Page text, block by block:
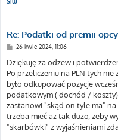
Re: Podatki od premii
P
s
t
26 kwie 2024, 11:06
Dziękuję za odzew i
Po przeliczeniu na PLN tych nie
było odkupować pozycje
podatkowym ( dochód /
zastanowi "skąd on tyle ma" na
trzeba mieć aż tak dużo, żeby
"skarbówki" z wyjaśnieniami